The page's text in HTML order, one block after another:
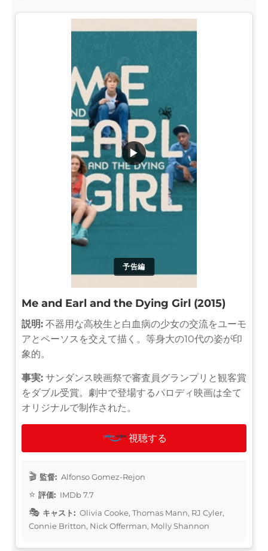
予告編
▶
Me and Earl and the Dying Girl (2015)
説明: 不器用な高校生と白血病の少女の交流をユーモ
アとペーソスを交えて描く。等身大の10代の姿が印
象的。
事実: サンダンス映画祭で審査員グランプリと観客賞
をダブル受賞。劇中で登場するパロディ映画は全て
オリジナルで制作された。
視聴する
監督: Alfonso Gomez-Rejon
評価: IMDb 7.7
キャスト: Olivia Cooke, Thomas Mann, RJ Cyler,
Connie Britton, Nick Offerman, Molly Shannon